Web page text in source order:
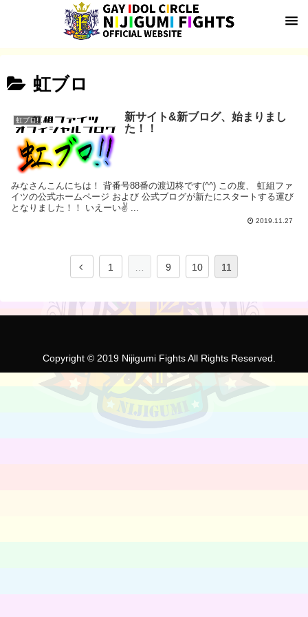
虹ブロ
虹ブロ!
新サイト&新ブログ、始まりまし
た！！
みなさんこんにちは！ 背番号88番の渡辺柊です(^^) この度、 虹組ファ
イツの公式ホームページ および 公式ブログが新たにスタートする運び
となりました！！ いえーい✌️ ...
2019.11.27
1 9 10 11
Copyright © 2019 Nijigumi Fights All Rights Reserved.